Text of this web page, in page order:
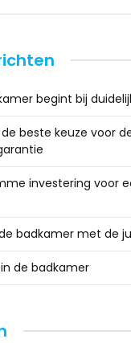
begint bij
beste keuze voor
investering voor
badkamer met de
de badkamer